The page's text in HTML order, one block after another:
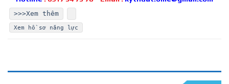
>>>Xem thêm
Xem hồ sơ năng lực